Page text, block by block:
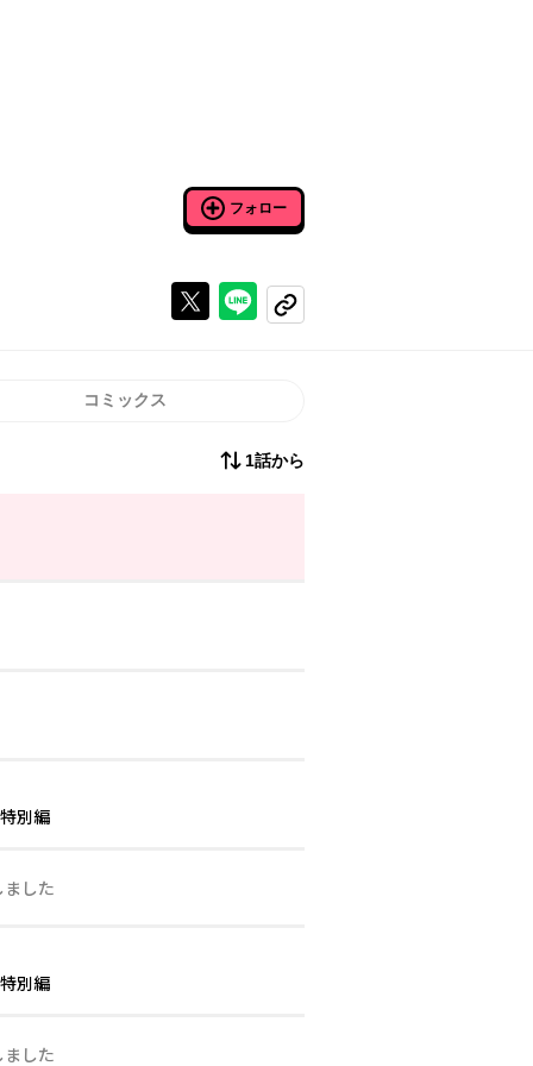
フォロー
Xで投稿するラインでシェアする
コピーする
コミックス
1話から
別編
した
別編
した